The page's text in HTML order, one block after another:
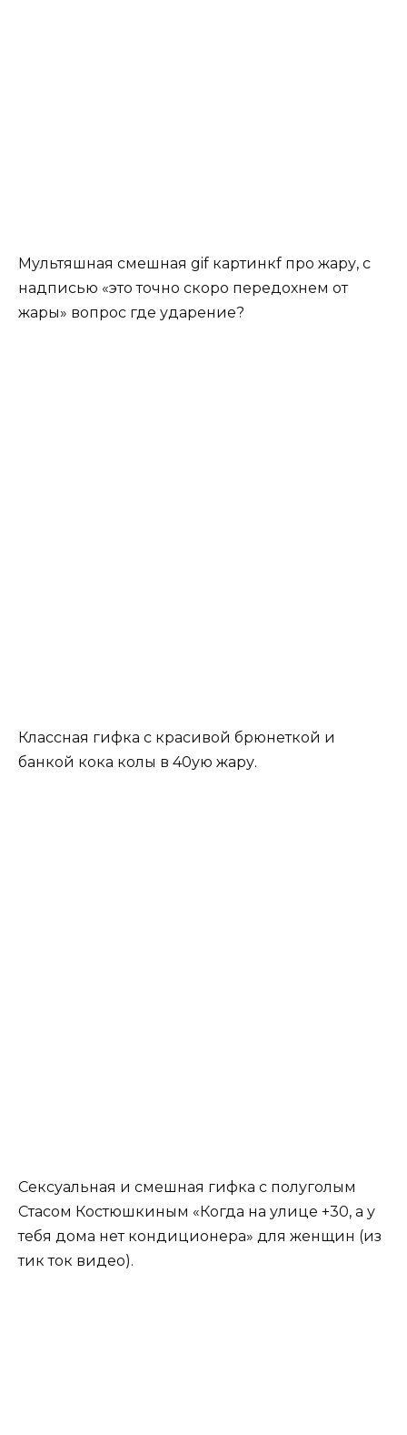
Мультяшная смешная gif картинкf про жару, с
надписью «это точно скоро передохнем от
жары» вопрос где ударение?
Классная гифка с красивой брюнеткой и
банкой кока колы в 40ую жару.
Сексуальная и смешная гифка с полуголым
Стасом Костюшкиным «Когда на улице +30, а у
тебя дома нет кондиционера» для женщин (из
тик ток видео).